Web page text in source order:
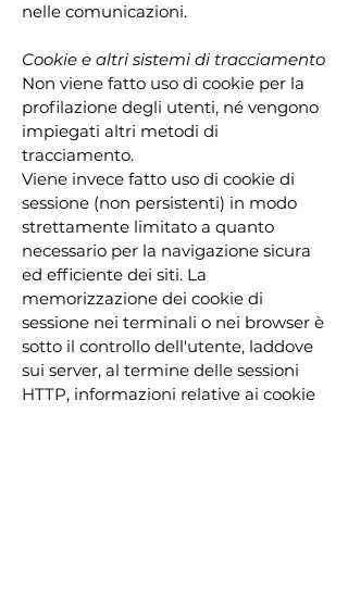
nelle comunicazioni.
Cookie e altri sistemi di tracciamento
Non viene fatto uso di cookie per la
profilazione degli utenti, né vengono
impiegati altri metodi di
tracciamento.
Viene invece fatto uso di cookie di
sessione (non persistenti) in modo
strettamente limitato a quanto
necessario per la navigazione sicura
ed efficiente dei siti. La
memorizzazione dei cookie di
sessione nei terminali o nei browser è
sotto il controllo dell'utente, laddove
sui server, al termine delle sessioni
HTTP, informazioni relative ai cookie